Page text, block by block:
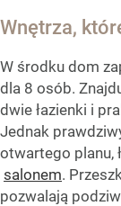
Wnętrza,
W środku dom
dla 8 osób.
dwie łazienki i
Jednak
otwartego planu,
salonem.
pozwalają